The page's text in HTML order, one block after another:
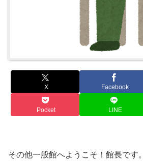
X Facebook
Pocket LINE
その他一般館へようこそ！館長です。